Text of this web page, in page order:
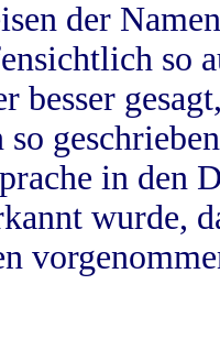
der
so
besser
so
in
wurde,